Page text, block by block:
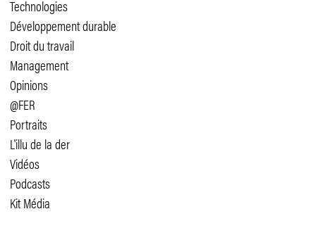
Technologies
Développement durable
Droit du travail
Management
Opinions
@FER
Portraits
L'illu de la der
Vidéos
Podcasts
Kit Média